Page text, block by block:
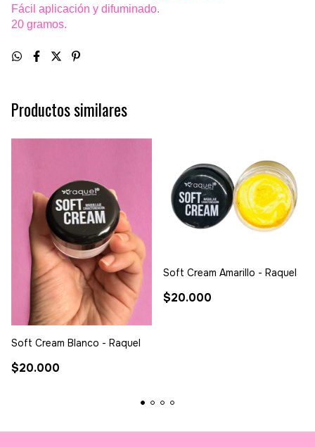
Fácil aplicación y difuminado.
20 gramos.
Productos similares
Soft Cream Blanco - Raquel
$20.000
Soft Cream Amarillo - Raquel
$20.000